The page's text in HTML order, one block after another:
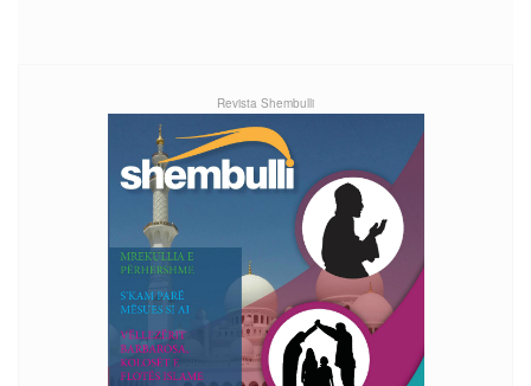
Revista Shembulli